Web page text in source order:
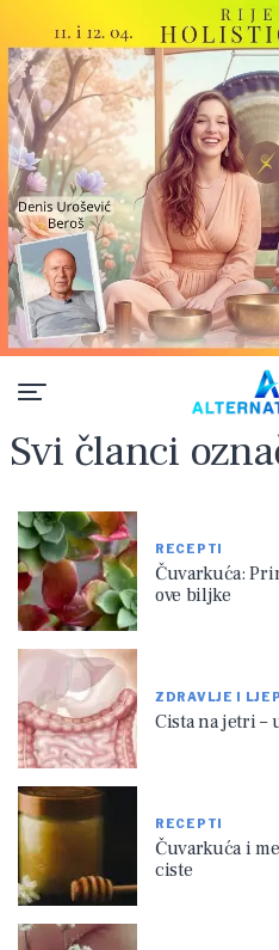
Svi članci
RECEPTI
Čuvarkuća:
ove biljke
ZDRAVLJE I
Cista na jetri
RECEPTI
Čuvarkuća i
ciste